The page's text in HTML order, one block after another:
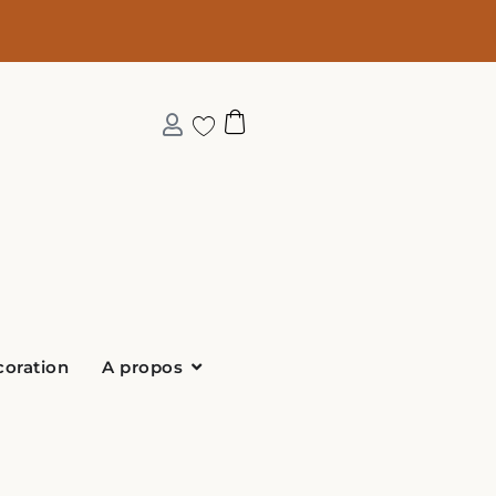
A propos Ouvrir A propos